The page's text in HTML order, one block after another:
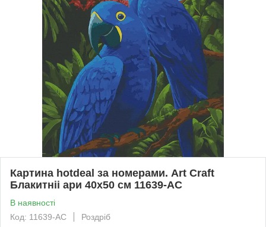
Картина hotdeal за номерами. Art Craft
Блакитніі ари 40х50 см 11639-AC
В наявності
Код: 11639-AC
Роздріб